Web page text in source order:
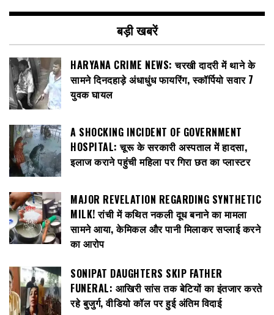
बड़ी खबरें
HARYANA CRIME NEWS: चरखी दादरी में थाने के
सामने दिनदहाड़े अंधाधुंध फायरिंग, स्कॉर्पियो सवार 7
युवक घायल
A SHOCKING INCIDENT OF GOVERNMENT
HOSPITAL: चूरू के सरकारी अस्पताल में हादसा,
इलाज कराने पहुंची महिला पर गिरा छत का प्लास्टर
MAJOR REVELATION REGARDING SYNTHETIC
MILK! रांची में कथित नकली दूध बनाने का मामला
सामने आया, केमिकल और पानी मिलाकर सप्लाई करने
का आरोप
SONIPAT DAUGHTERS SKIP FATHER
FUNERAL: आखिरी सांस तक बेटियों का इंतजार करते
रहे बुजुर्ग, वीडियो कॉल पर हुई अंतिम विदाई